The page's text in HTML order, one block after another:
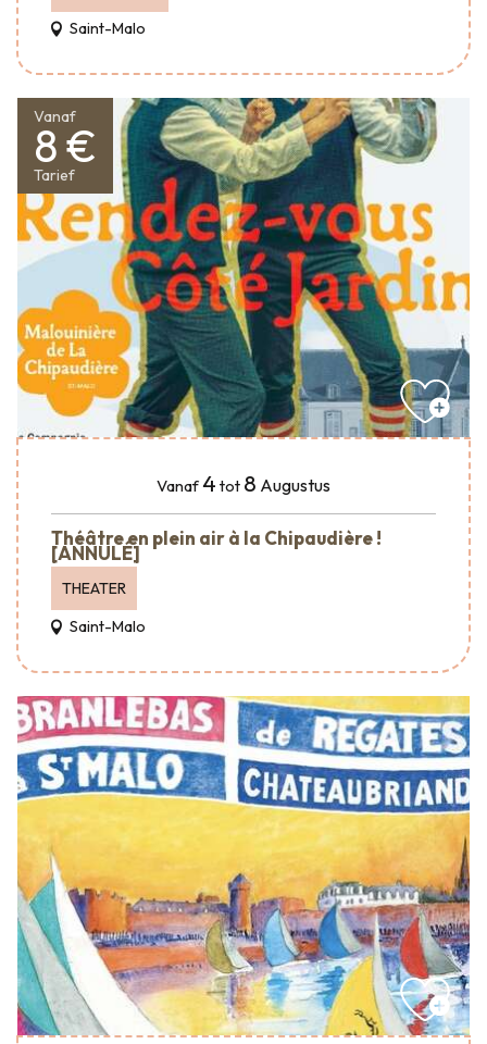
Saint-Malo
Vanaf
8 €
Tarief
Vanaf4 tot 8 Augustus
Théâtre en plein air à la Chipaudière !
[ANNULÉ]
THEATER
Saint-Malo